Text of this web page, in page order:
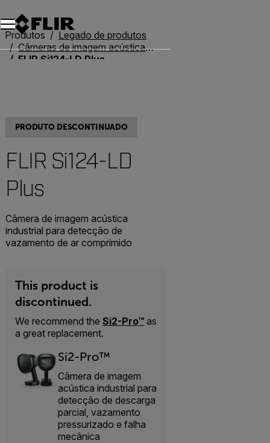
Produtos
Legado de produtos
Câmeras de imagem acústica legadas
FLIR Si124-LD Plus
PRODUTO DESCONTINUADO
FLIR Si124-LD
Plus
Câmera de imagem acústica
industrial para detecção de
vazamento de ar comprimido
This product is
discontinued.
We recommend the Si2-Pro™ as
a great replacement.
Si2-Pro™
Câmera de imagem
acústica industrial para
detecção de descarga
parcial, vazamento
pressurizado e falha
mecânica